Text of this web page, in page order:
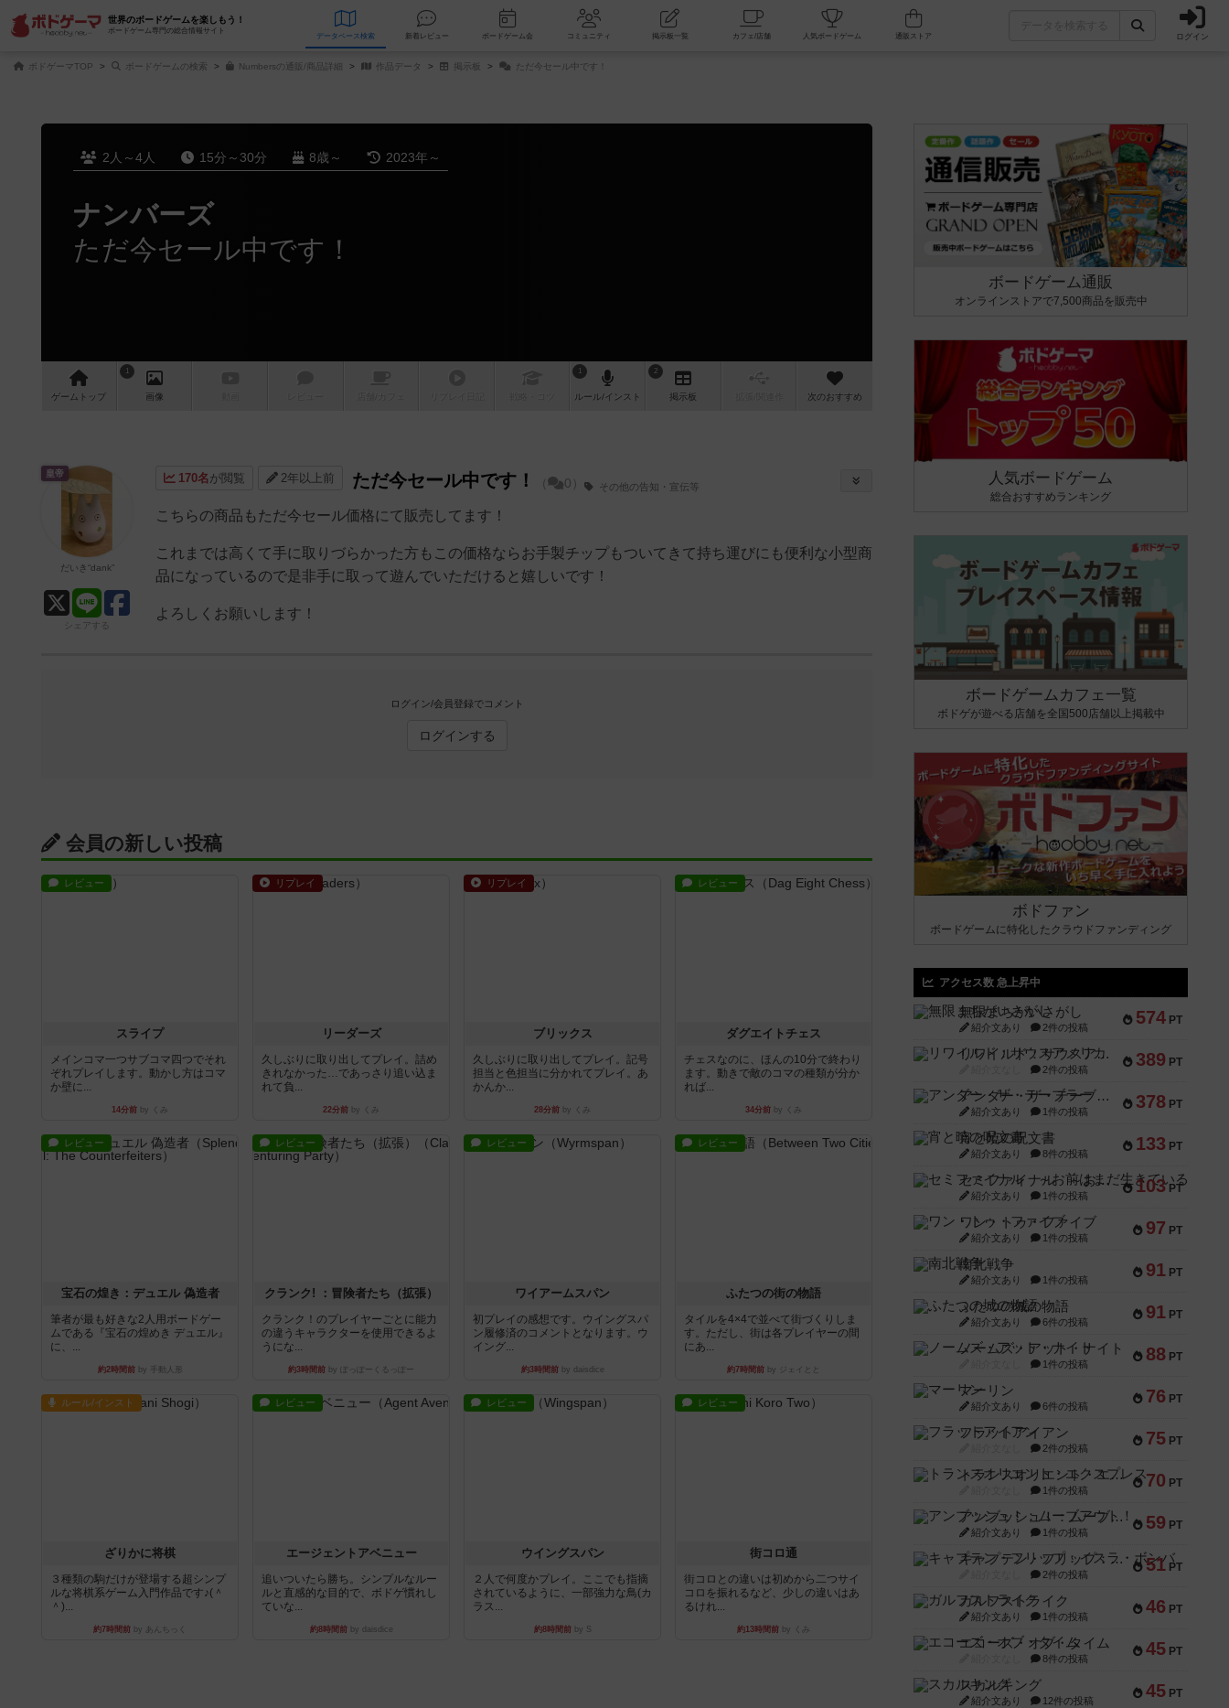
世界のボードゲームを楽しもう！
ボードゲーム専門の総合情報サイト
データベース 検索 新着レビュー ボードゲーム会 コミュニティ 掲示板一覧 カフェ/店舗 人気ボードゲーム ログイン
ボドゲーマTOP ボードゲームの検索 Numbersの通販/商品詳細 作品データ 掲示板 ただ今セール中です！
2人～4人 15分～30分 8歳～ 2023年～
ナンバーズ
ただ今セール中です！
ゲーム トップ
1
画像
1
ルール/インスト
2
掲示板 次のおすすめ
170名が閲覧 2年以上前 ただ今セール中です！ （ 0） その他の告知・宣伝等
こちらの商品もただ今セール価格にて販売してます！
これまでは高くて手に取りづらかった方もこの価格ならお手製チップもついてきて持ち運びにも便利な小型商
品になっているので是非手に取って遊んでいただけると嬉しいです！
よろしくお願いします！
皇帝
だいき“dank”
シェアする
ログイン/会員登録でコメント
ログインする
会員の新しい投稿
レビュー
スライプ
メインコマ一つサブコマ四つでそれ
ぞれプレイします。動かし方はコマ
か壁に...
14分前 by くみ
リプレイ
リーダーズ
久しぶりに取り出してプレイ。詰め
きれなかった…であっさり追い込ま
れて負...
22分前 by くみ
リプレイ
ブリックス
久しぶりに取り出してプレイ。記号
担当と色担当に分かれてプレイ。あ
かんか...
28分前 by くみ
レビュー
ダグエイトチェス
チェスなのに、ほんの10分で終わり
ます。動きで敵のコマの種類が分か
れば...
34分前 by くみ
レビュー
宝石の煌き：デュエル 偽造者
筆者が最も好きな2人用ボードゲー
ムである『宝石の煌めき デュエル』
に、...
約2時間前by 手動人形
レビュー
クランク! ：冒険者たち（拡張）
クランク！のプレイヤーごとに能力
の違うキャラクターを使用できるよ
うにな...
約3時間前 by ぽっぽーくるっぽー
レビュー
ワイアームスパン
初プレイの感想です。ウイングスパ
ン履修済のコメントとなります。ウ
イング...
約3時間前by daisdice
レビュー
ふたつの街の物語
タイルを4×4で並べて街づくりしま
す。ただし、街は各プレイヤーの間
にあ...
約7時間前 by ジェイとと
ルール/インスト
ざりかに将棋
３種類の駒だけが登場する超シンプ
ルな将棋系ゲーム入門作品です♪(＾
＾)...
約7時間前 by あんちっく
レビュー
エージェントアベニュー
追いついたら勝ち。シンプルなルー
ルと直感的な目的で、ボドゲ慣れし
ていな...
約8時間前by daisdice
レビュー
ウイングスパン
２人で何度かプレイ。ここでも指摘
されているように、一部強力な鳥(カ
ラス...
約8時間前by S
レビュー
街コロ通
街コロとの違いは初めから二つサイ
コロを振れるなど、少しの違いはあ
るけれ...
約13時間前 by くみ
ボードゲーム通販
オンラインストアで7,500商品を販売中
人気ボードゲーム
総合おすすめランキング
ボードゲームカフェ一覧
ボドゲが遊べる店舗を全国500店舗以上掲載中
ボドファン
ボードゲームに特化したクラウドファンディング
アクセス数 急上昇中
574 PT
無限まちがいさがし
紹介文あり 2件の投稿
389 PT
リワイルド：サウスアメリカ
2件の投稿
378 PT
アンダー・ザ・テーブラー
紹介文あり 1件の投稿
133 PT
宵と暁の呪文書
紹介文あり 8件の投稿
103 PT
セミファイナル ～お前はまだ生きている～
紹介文あり 1件の投稿
97 PT
ワン・トゥ・ファイブ
紹介文あり 1件の投稿
91 PT
南北戦争
紹介文あり 1件の投稿
91 PT
ふたつの城の物語
紹介文あり 6件の投稿
88 PT
ノームズ・アット・ナイト
1件の投稿
76 PT
マーリン
紹介文あり 6件の投稿
75 PT
フラットアイアン
2件の投稿
70 PT
トランスオリエント・エクスプレス
1件の投稿
59 PT
アンブッシュ！：ムーブアウト！
紹介文あり 1件の投稿
51 PT
キャプテン・フリップ：イスラ・ボンバ
2件の投稿
46 PT
ガルフストライク
紹介文あり 1件の投稿
45 PT
エコーズ・オブ・タイム
8件の投稿
45 PT
スカルキング
紹介文あり 12件の投稿